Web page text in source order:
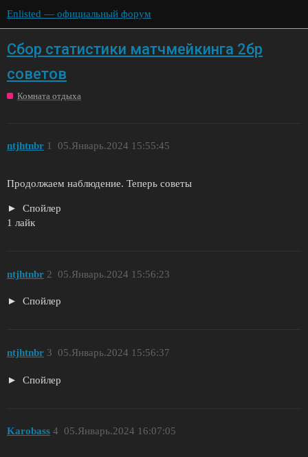
Enlisted — официальный форум
Сбор статистики матчмейкинга 2бр
советов
Комната отдыха
ntjhtnbr 05.Январь.2024 15:55:45
1
Продолжаем наблюдение. Теперь советы
Спойлер
1 лайк
ntjhtnbr 05.Январь.2024 15:56:23
2
Спойлер
ntjhtnbr 05.Январь.2024 15:56:37
3
Спойлер
Karobass 05.Январь.2024 16:07:05
4